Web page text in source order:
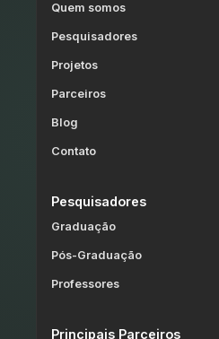
Quem somos
Pesquisadores
Projetos
Parceiros
Blog
Contato
Pesquisadores
Graduação
Pós-Graduação
Professores
Principais Parceiros